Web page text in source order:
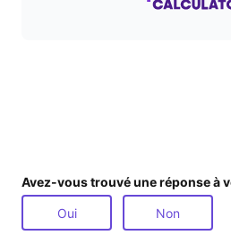
Avez-vous trouvé une réponse à
Oui Non